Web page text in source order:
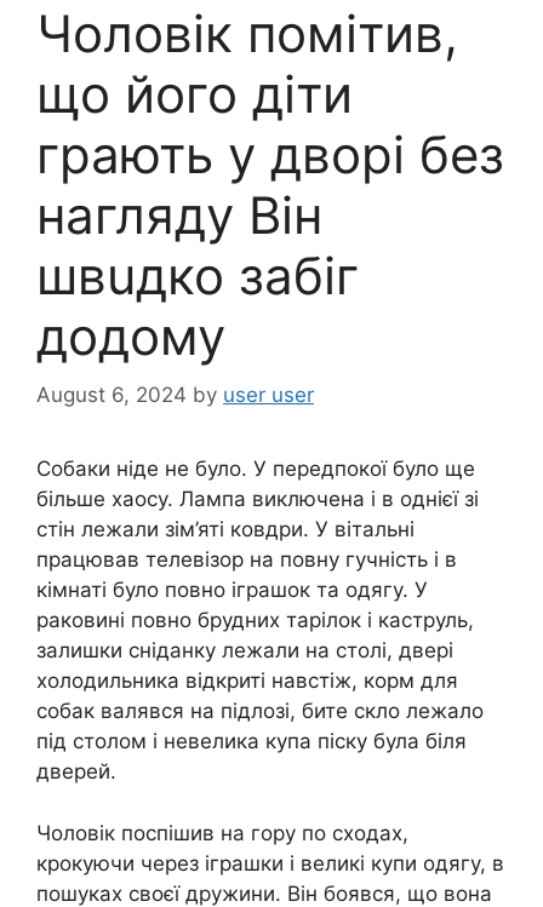
Чоловік помітив,
що його діти
грають у дворі без
нагляду Він
швuдко забіг
додому
August 6, 2024 by user user
Собаки ніде не було. У передпокої було ще
більше хаосу. Лампа виключена і в однієї зі
стін лежали зім’яті ковдри. У вітальні
працював телевізор на повну гучність і в
кімнаті було повно іграшок та одягу. У
раковині повно брудних тарілок і каструль,
залишки сніданку лежали на столі, двері
холодильника відкриті навстіж, корм для
собак валявся на підлозі, бите скло лежало
під столом і невелика купа піску була біля
дверей.
Чоловік поспішив на гору по сходах,
крокуючи через іграшки і великі купи одягу, в
пошуках своєї дружини. Він боявся, що вона